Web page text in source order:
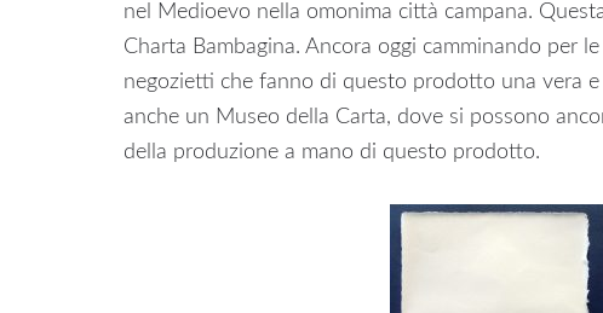
nel Medioevo nella omonima città campana.
Charta Bambagina. Ancora oggi camminando per
negozietti che fanno di questo prodotto una vera
anche un Museo della Carta, dove si possono
della produzione a mano di questo prodotto.